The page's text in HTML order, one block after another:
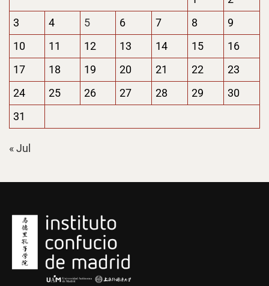
3
4 5 6 7 8
9
10
11 12 13 14 15
16
17
18 19 20 21 22
23
24
25 26 27 28 29
30
31
« Jul